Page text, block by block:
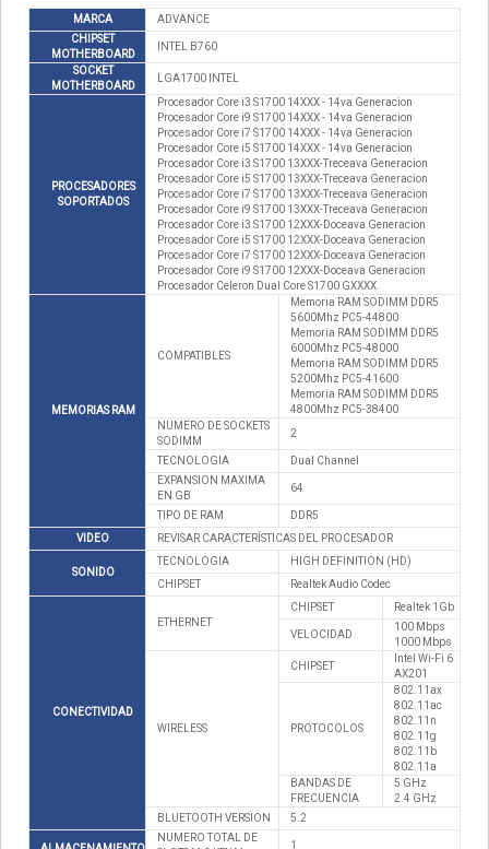
MARCA
ADVANCE
CHIPSET
MOTHERBOARD
INTEL B760
SOCKET
MOTHERBOARD
LGA1700 INTEL
PROCESADORES
SOPORTADOS
Procesador Core i3 S1700 14XXX - 14va Generacion
Procesador Core i9 S1700 14XXX - 14va Generacion
Procesador Core i7 S1700 14XXX - 14va Generacion
Procesador Core i5 S1700 14XXX - 14va Generacion
Procesador Core i3 S1700 13XXX-Treceava Generacion
Procesador Core i5 S1700 13XXX-Treceava Generacion
Procesador Core i7 S1700 13XXX-Treceava Generacion
Procesador Core i9 S1700 13XXX-Treceava Generacion
Procesador Core i3 S1700 12XXX-Doceava Generacion
Procesador Core i5 S1700 12XXX-Doceava Generacion
Procesador Core i7 S1700 12XXX-Doceava Generacion
Procesador Core i9 S1700 12XXX-Doceava Generacion
Procesador Celeron Dual Core S1700 GXXXX
MEMORIAS RAM
COMPATIBLES
Memoria RAM SODIMM DDR5
5600Mhz PC5-44800
Memoria RAM SODIMM DDR5
6000Mhz PC5-48000
Memoria RAM SODIMM DDR5
5200Mhz PC5-41600
Memoria RAM SODIMM DDR5
4800Mhz PC5-38400
NUMERO DE SOCKETS
SODIMM
2
TECNOLOGIA
Dual Channel
EXPANSION MAXIMA
EN GB
64
TIPO DE RAM
DDR5
VIDEO
REVISAR CARACTERÍSTICAS DEL PROCESADOR
SONIDO
TECNOLOGIA
HIGH DEFINITION (HD)
CHIPSET
Realtek Audio Codec
CONECTIVIDAD
ETHERNET
CHIPSET Realtek 1Gb
VELOCIDAD
100 Mbps
1000 Mbps
WIRELESS
CHIPSET
Intel Wi-Fi 6
AX201
PROTOCOLOS
802.11ax
802.11ac
802.11n
802.11g
802.11b
802.11a
BANDAS DE
FRECUENCIA
5 GHz
2.4 GHz
BLUETOOTH VERSION
5.2
NUMERO TOTAL DE
1